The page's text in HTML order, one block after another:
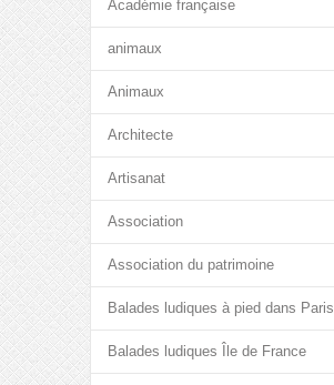
Académie française
animaux
Animaux
Architecte
Artisanat
Association
Association du patrimoine
Balades ludiques à pied dans Paris
Balades ludiques Île de France